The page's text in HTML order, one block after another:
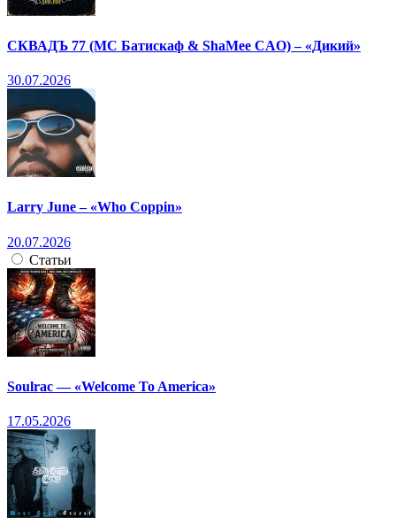
СКВАДЪ 77 (МС Батискаф & ShaMee CAO) – «Дикий»
30.07.2026
Larry June – «Who Coppin»
20.07.2026
Статьи
Soulrac — «Welcome To America»
17.05.2026